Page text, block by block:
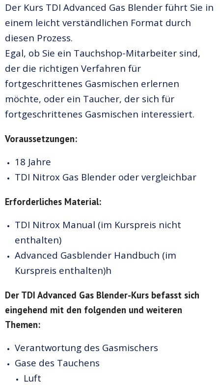
Der Kurs TDI Advanced Gas Blender führt Sie in
einem leicht verständlichen Format durch
diesen Prozess.
Egal, ob Sie ein Tauchshop-Mitarbeiter sind,
der die richtigen Verfahren für
fortgeschrittenes Gasmischen erlernen
möchte, oder ein Taucher, der sich für
fortgeschrittenes Gasmischen interessiert.
Voraussetzungen:
18 Jahre
TDI Nitrox Gas Blender oder vergleichbar
Erforderliches Material:
TDI Nitrox Manual (im Kurspreis nicht
enthalten)
Advanced Gasblender Handbuch (im
Kurspreis enthalten)h
Der TDI Advanced Gas Blender-Kurs befasst sich
eingehend mit den folgenden und weiteren
Themen:
Verantwortung des Gasmischers
Gase des Tauchens
Luft